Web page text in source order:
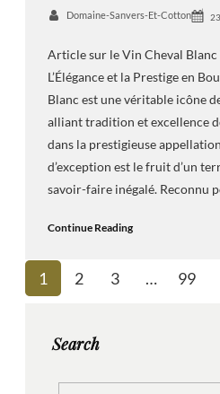
Domaine-Sanvers-Et-Cotton
Article sur le Vin Cheval Blanc
L’Élégance et la Prestige en
Blanc est une véritable icône
alliant tradition et excellence
dans la prestigieuse
d’exception est le fruit d’un
savoir-faire inégalé. Reconnu
Continue Reading
1 2 3 … 99
Search